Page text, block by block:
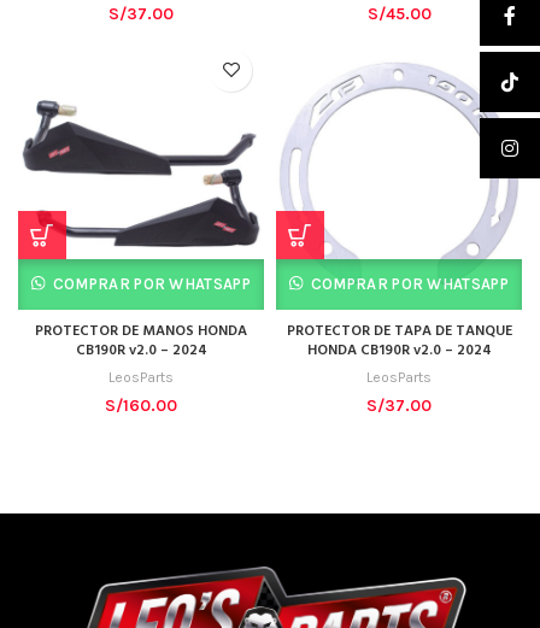
S/37.00 S/45.00
COMPRAR POR WHATSAPP
PROTECTOR DE MANOS HONDA
CB190R v2.0 – 2024
LeosParts
S/160.00
COMPRAR POR WHATSAPP
PROTECTOR DE TAPA DE TANQUE
HONDA CB190R v2.0 – 2024
LeosParts
S/37.00